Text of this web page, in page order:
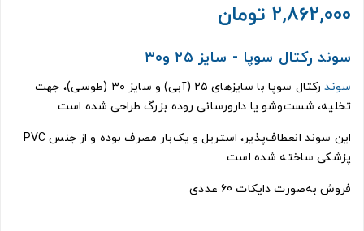
2,862,000 تومان
سوند رکتال سوپا - سایز ۲۵ و۳۰
سوند
رکتال سوپا با سایزهای ۲۵ (آبی) و سایز ۳۰ (طوسی)، جهت
تخلیه، شست‌وشو یا دارورسانی روده بزرگ طراحی شده است.
این سوند انعطاف‌پذیر، استریل و یک‌بار مصرف بوده و از جنس PVC
پزشکی ساخته شده است.
فروش به‌صورت دایکات 60 عددی